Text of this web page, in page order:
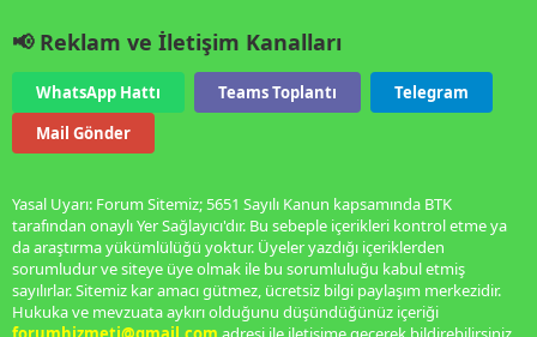
📢 Reklam ve İletişim Kanalları
WhatsApp Hattı Teams Toplantı
Telegram
Mail Gönder
Yasal Uyarı: Forum Sitemiz; 5651 Sayılı Kanun kapsamında BTK
tarafından onaylı Yer Sağlayıcı'dır. Bu sebeple içerikleri kontrol etme ya
da araştırma yükümlülüğü yoktur. Üyeler yazdığı içeriklerden
sorumludur ve siteye üye olmak ile bu sorumluluğu kabul etmiş
sayılırlar. Sitemiz kar amacı gütmez, ücretsiz bilgi paylaşım merkezidir.
Hukuka ve mevzuata aykırı olduğunu düşündüğünüz içeriği